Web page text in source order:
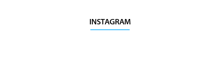
INSTAGRAM